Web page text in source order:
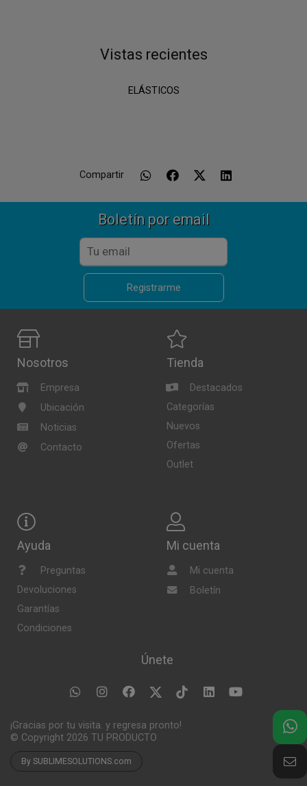
Vistas recientes
ELÁSTICOS
Compartir
Boletín por email
Registrarme
Nosotros
Empresa
Ubicación
Noticias
Contacto
Tienda
Destacados
Categorías
Nuevos
Ofertas
Outlet
Ayuda
Preguntas
Devoluciones
Garantías
Condiciones
Mi cuenta
Mi cuenta
Boletín
Únete
¡Gracias por tu visita. y regresa pronto!
© Copyright 2026 TU PRODUCTO
By SUBLIMESOLUTIONS.com